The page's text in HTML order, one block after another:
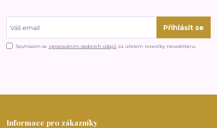
Přihlásit se
Souhlasím se zpracováním osobních údajů za účelem rozesílky newsletteru.
Informace pro zákazníky